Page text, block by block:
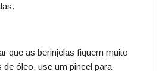
que as berinjelas fiquem muito
de óleo, use um pincel para